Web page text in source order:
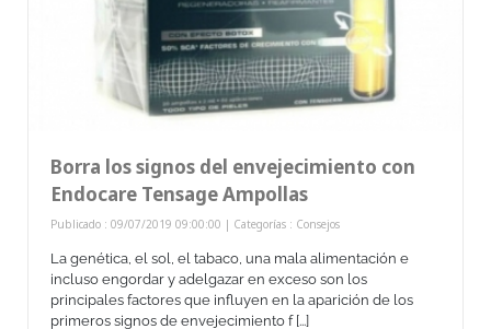
Borra los signos del envejecimiento con
Endocare Tensage Ampollas
Publicado : 09/07/2019 09:00:00 | Categorías : Consejos
La genética, el sol, el tabaco, una mala alimentación e
incluso engordar y adelgazar en exceso son los
principales factores que influyen en la aparición de los
primeros signos de envejecimiento f [...]